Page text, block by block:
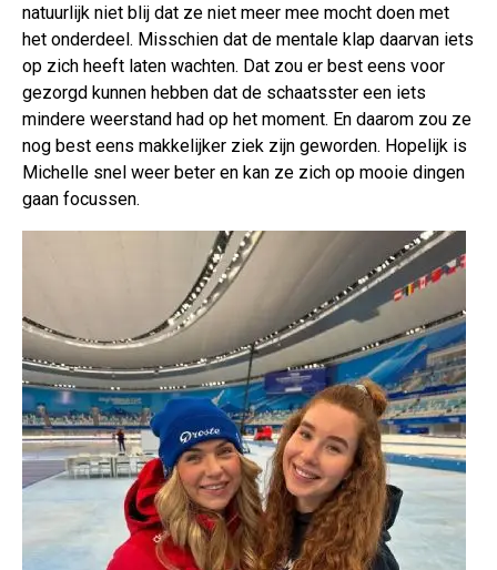
natuurlijk niet blij dat ze niet meer mee mocht doen met
het onderdeel. Misschien dat de mentale klap daarvan iets
op zich heeft laten wachten. Dat zou er best eens voor
gezorgd kunnen hebben dat de schaatsster een iets
mindere weerstand had op het moment. En daarom zou ze
nog best eens makkelijker ziek zijn geworden. Hopelijk is
Michelle snel weer beter en kan ze zich op mooie dingen
gaan focussen.